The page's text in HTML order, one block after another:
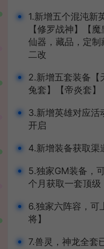
1.新增五个混沌新
【修罗战神】【
仙器，藏品，定
二改
2.新增五套装备【
兔套】【帝炎套】
3.新增英雄对应活
开启
4.新增装备获取渠
5.独家GM装备，
个月获取一套顶级
6.独家六阵容，可
将】
7.兽灵，神龙全套